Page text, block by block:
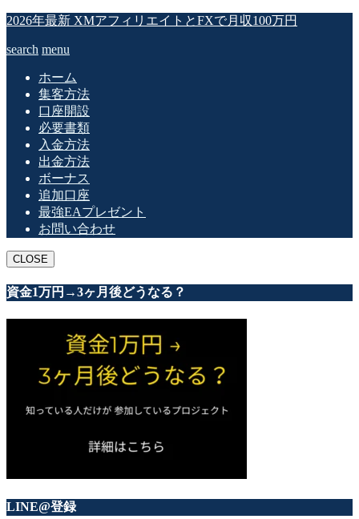
2026年最新 XMアフィリエイトとFXで月収100万円
search menu
ホーム
集客方法
口座開設
必要書類
入金方法
出金方法
ボーナス
追加口座
最強EAプレゼント
お問い合わせ
CLOSE
資金1万円→3ヶ月後どうなる？
LINE@登録